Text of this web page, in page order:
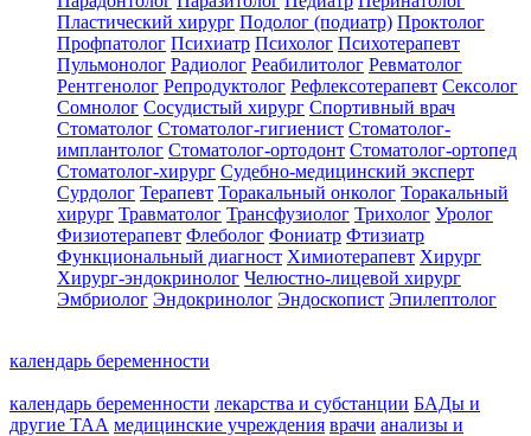
Пластический хирург Подолог (подиатр) Проктолог
Профпатолог Психиатр Психолог Психотерапевт
Пульмонолог Радиолог Реабилитолог Ревматолог
Рентгенолог Репродуктолог Рефлексотерапевт Сексолог
Сомнолог Сосудистый хирург Спортивный врач
Стоматолог Стоматолог-гигиенист Стоматолог-
имплантолог Стоматолог-ортодонт Стоматолог-ортопед
Стоматолог-хирург Судебно-медицинский эксперт
Сурдолог Терапевт Торакальный онколог Торакальный
хирург Травматолог Трансфузиолог Трихолог Уролог
Физиотерапевт Флеболог Фониатр Фтизиатр
Функциональный диагност Химиотерапевт Хирург
Хирург-эндокринолог Челюстно-лицевой хирург
Эмбриолог Эндокринолог Эндоскопист Эпилептолог
календарь беременности
календарь беременности лекарства и субстанции БАДы и
другие ТАА медицинские учреждения врачи анализы и